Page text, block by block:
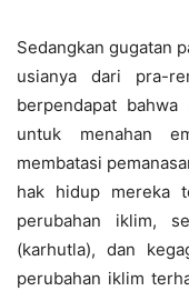
Sedangkan gugatan
usianya dari pra-
berpendapat
untuk menahan
membatasi
hak hidup mereka
perubahan iklim,
(karhutla), dan
perubahan iklim